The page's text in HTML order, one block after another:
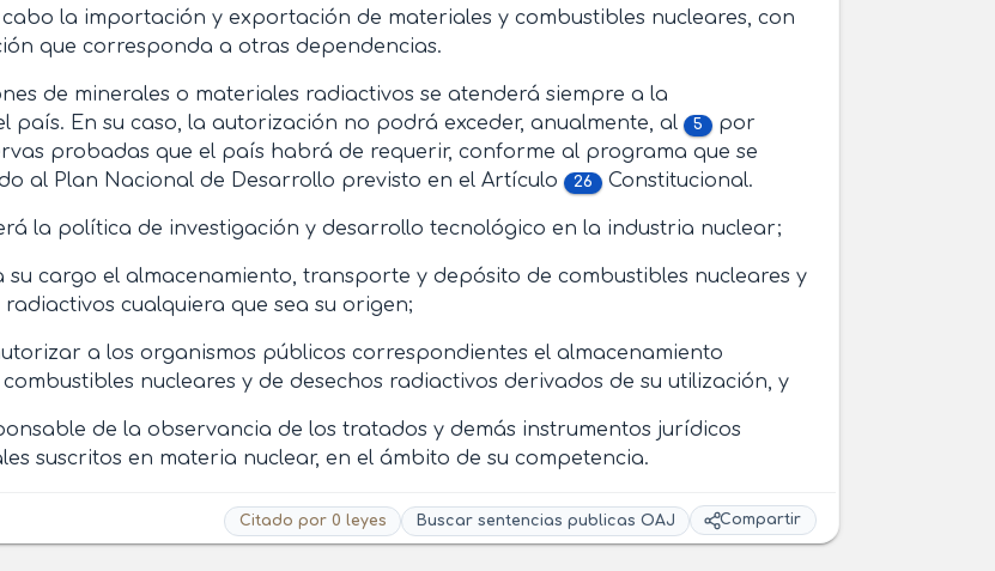
la importación y exportación de materiales y combustibles nucleares, con
que corresponda a otras dependencias.
de minerales o materiales radiactivos se atenderá siempre a la
país. En su caso, la autorización no podrá exceder, anualmente, al 5
por
probadas que el país habrá de requerir, conforme al programa que se
al Plan Nacional de Desarrollo previsto en el Artículo 26 Constitucional.
la política de investigación y desarrollo tecnológico en la industria nuclear;
su cargo el almacenamiento, transporte y depósito de combustibles nucleares y
radiactivos cualquiera que sea su origen;
a los organismos públicos correspondientes el almacenamiento
nucleares y de desechos radiactivos derivados de su utilización, y
de la observancia de los tratados y demás instrumentos jurídicos
suscritos en materia nuclear, en el ámbito de su competencia.
Citado por 0 leyes Buscar sentencias publicas OAJ Compartir